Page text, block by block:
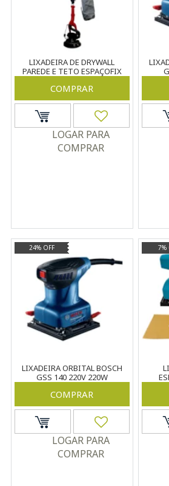
LIXADEIRA DE DRYWALL
PAREDE E TETO ESPAÇOFIX
COMPRAR
LOGAR PARA
COMPRAR
24% OFF
LIXADEIRA ORBITAL BOSCH
GSS 140 220V 220W
COMPRAR
LOGAR PARA
COMPRAR
7%